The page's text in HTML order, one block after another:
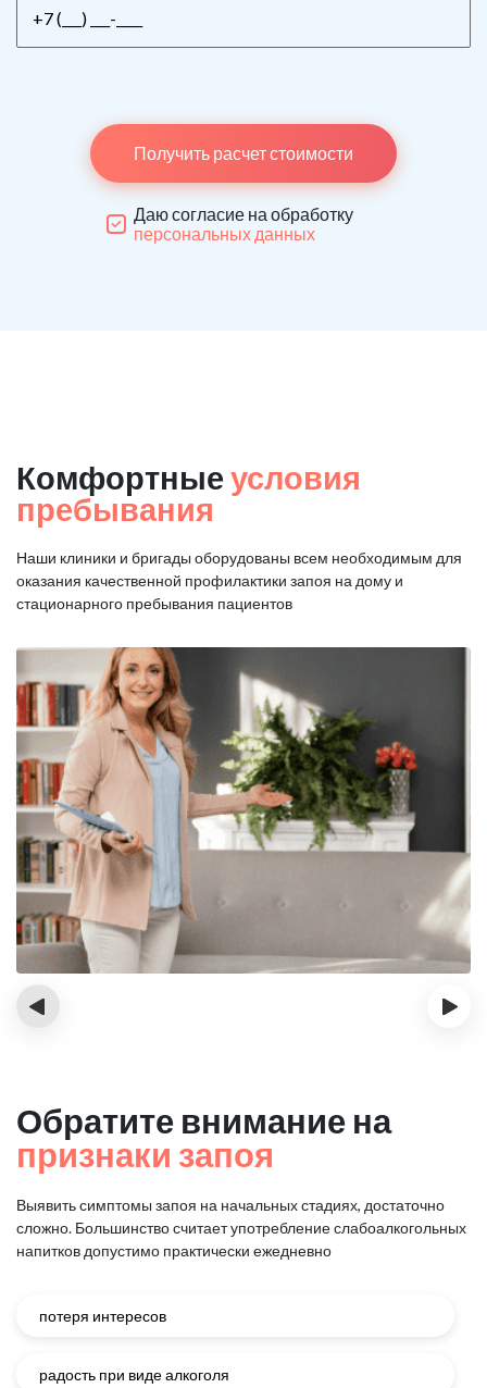
Получить расчет стоимости
Даю согласие на обработку
персональных данных
Комфортные условия
пребывания
Наши клиники и бригады оборудованы всем необходимым для
оказания качественной профилактики запоя на дому и
стационарного пребывания пациентов
‹ ›
Обратите внимание на
признаки запоя
Выявить симптомы запоя на начальных стадиях, достаточно
сложно. Большинство считает употребление слабоалкогольных
напитков допустимо практически ежедневно
потеря интересов
радость при виде алкоголя